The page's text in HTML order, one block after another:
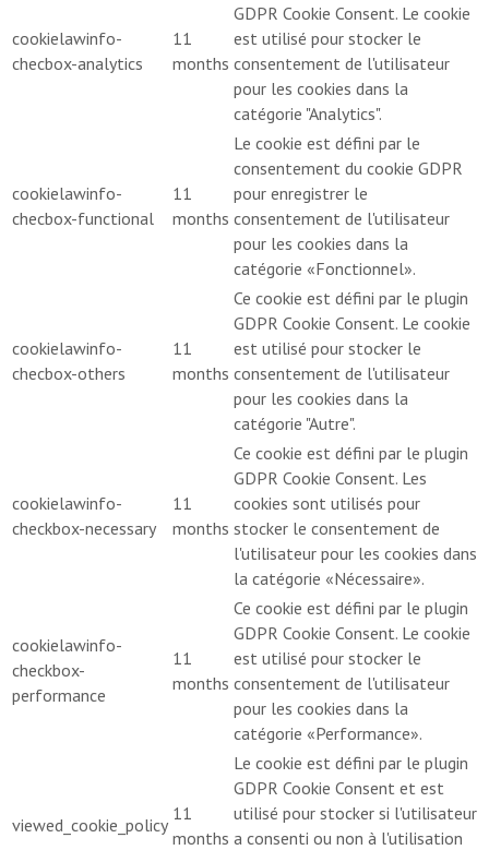
cookielawinfo-
checbox-analytics
11
months
GDPR Cookie Consent. Le cookie
est utilisé pour stocker le
consentement de l'utilisateur
pour les cookies dans la
catégorie "Analytics".
cookielawinfo-
checbox-functional
11
months
Le cookie est défini par le
consentement du cookie GDPR
pour enregistrer le
consentement de l'utilisateur
pour les cookies dans la
catégorie «Fonctionnel».
cookielawinfo-
checbox-others
11
months
Ce cookie est défini par le plugin
GDPR Cookie Consent. Le cookie
est utilisé pour stocker le
consentement de l'utilisateur
pour les cookies dans la
catégorie "Autre".
cookielawinfo-
checkbox-necessary
11
months
Ce cookie est défini par le plugin
GDPR Cookie Consent. Les
cookies sont utilisés pour
stocker le consentement de
l'utilisateur pour les cookies dans
la catégorie «Nécessaire».
cookielawinfo-
checkbox-
performance
11
months
Ce cookie est défini par le plugin
GDPR Cookie Consent. Le cookie
est utilisé pour stocker le
consentement de l'utilisateur
pour les cookies dans la
catégorie «Performance».
viewed_cookie_policy
11
months
Le cookie est défini par le plugin
GDPR Cookie Consent et est
utilisé pour stocker si l'utilisateur
a consenti ou non à l'utilisation